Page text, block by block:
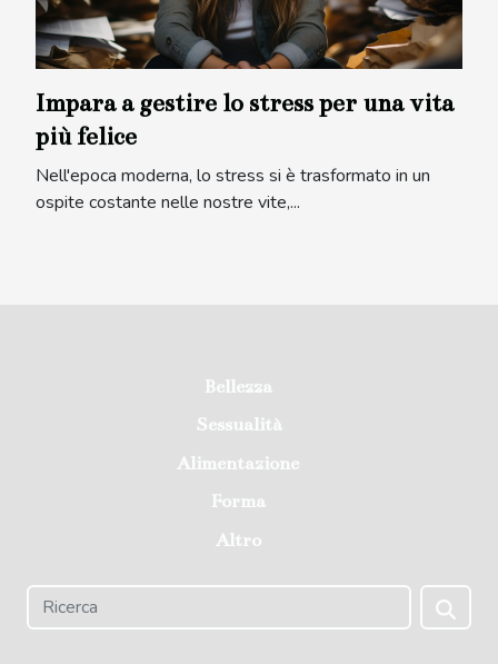
Impara a gestire lo stress per una vita
più felice
Nell'epoca moderna, lo stress si è trasformato in un
ospite costante nelle nostre vite,...
Bellezza
Sessualità
Alimentazione
Forma
Altro